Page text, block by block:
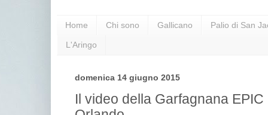
Home Chi sono Gallicano Palio di San
L'Aringo
domenica 14 giugno 2015
Il video della Garfagnana